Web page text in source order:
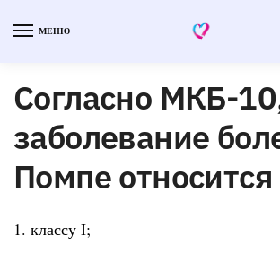
МЕНЮ
Согласно МКБ-
заболевание
Помпе относится
1. классу I;